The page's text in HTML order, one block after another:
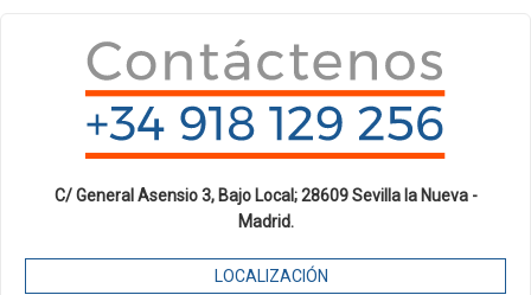
C/ General Asensio 3, Bajo Local; 28609 Sevilla la Nueva -
Madrid.
LOCALIZACIÓN